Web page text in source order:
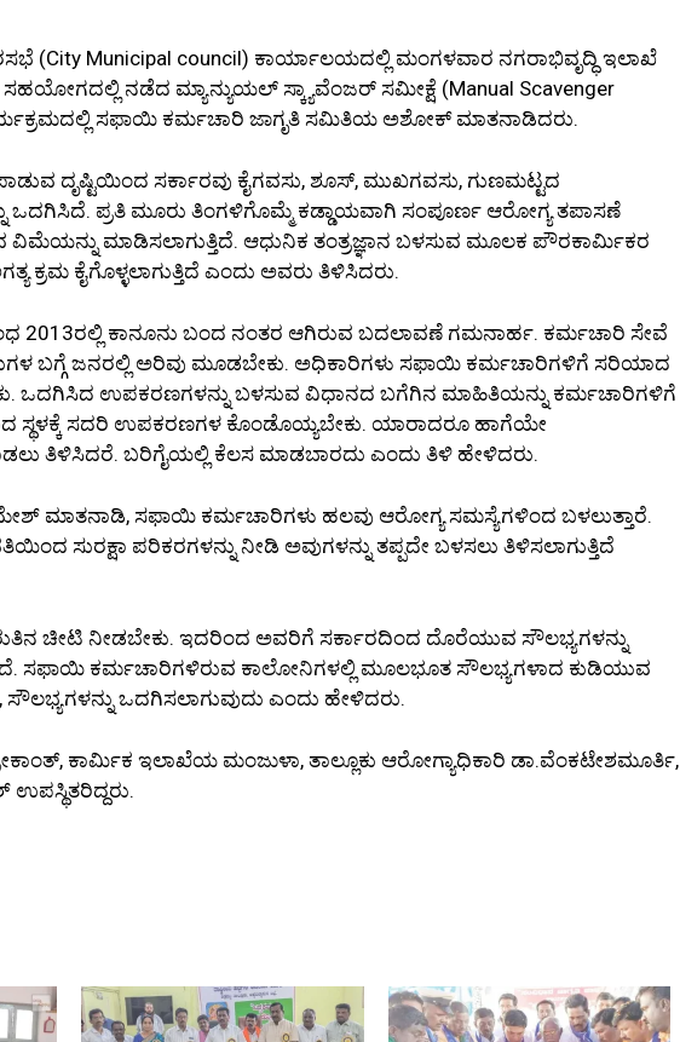
(City Municipal council) ಕಾರ್ಯಾಲಯದಲ್ಲಿ ಮಂಗಳವಾರ ನಗರಾಭಿವೃದ್ಧಿ ಇಲಾಖೆ
ನಡೆದ ಮ್ಯಾನ್ಯುಯಲ್ ಸ್ಕ್ಯಾವೆಂಜರ್ ಸಮೀಕ್ಷೆ (Manual Scavenger
ಸಫಾಯಿ ಕರ್ಮಚಾರಿ ಜಾಗೃತಿ ಸಮಿತಿಯ ಅಶೋಕ್ ಮಾತನಾಡಿದರು.
ದೃಷ್ಟಿಯಿಂದ ಸರ್ಕಾರವು ಕೈಗವಸು, ಶೂಸ್, ಮುಖಗವಸು, ಗುಣಮಟ್ಟದ
ಒದಗಿಸಿದೆ. ಪ್ರತಿ ಮೂರು ತಿಂಗಳಿಗೊಮ್ಮೆ ಕಡ್ಡಾಯವಾಗಿ ಸಂಪೂರ್ಣ ಆರೋಗ್ಯ ತಪಾಸಣೆ
ವಿಮೆಯನ್ನು ಮಾಡಿಸಲಾಗುತ್ತಿದೆ. ಆಧುನಿಕ ತಂತ್ರಜ್ಞಾನ ಬಳಸುವ ಮೂಲಕ ಪೌರಕಾರ್ಮಿಕರ
ಕ್ರಮ ಕೈಗೊಳ್ಳಲಾಗುತ್ತಿದೆ ಎಂದು ಅವರು ತಿಳಿಸಿದರು.
2013ರಲ್ಲಿ ಕಾನೂನು ಬಂದ ನಂತರ ಆಗಿರುವ ಬದಲಾವಣೆ ಗಮನಾರ್ಹ. ಕರ್ಮಚಾರಿ ಸೇವೆ
ಬಗ್ಗೆ ಜನರಲ್ಲಿ ಅರಿವು ಮೂಡಬೇಕು. ಅಧಿಕಾರಿಗಳು ಸಫಾಯಿ ಕರ್ಮಚಾರಿಗಳಿಗೆ ಸರಿಯಾದ
ಒದಗಿಸಿದ ಉಪಕರಣಗಳನ್ನು ಬಳಸುವ ವಿಧಾನದ ಬಗೆಗಿನ ಮಾಹಿತಿಯನ್ನು ಕರ್ಮಚಾರಿಗಳಿಗೆ
ಸ್ಥಳಕ್ಕೆ ಸದರಿ ಉಪಕರಣಗಳ ಕೊಂಡೊಯ್ಯಬೇಕು. ಯಾರಾದರೂ ಹಾಗೆಯೇ
ತಿಳಿಸಿದರೆ. ಬರಿಗೈಯಲ್ಲಿ ಕೆಲಸ ಮಾಡಬಾರದು ಎಂದು ತಿಳಿ ಹೇಳಿದರು.
ಮಾತನಾಡಿ, ಸಫಾಯಿ ಕರ್ಮಚಾರಿಗಳು ಹಲವು ಆರೋಗ್ಯ ಸಮಸ್ಯೆಗಳಿಂದ ಬಳಲುತ್ತಾರೆ.
ಸುರಕ್ಷಾ ಪರಿಕರಗಳನ್ನು ನೀಡಿ ಅವುಗಳನ್ನು ತಪ್ಪದೇ ಬಳಸಲು ತಿಳಿಸಲಾಗುತ್ತಿದೆ
ಚೀಟಿ ನೀಡಬೇಕು. ಇದರಿಂದ ಅವರಿಗೆ ಸರ್ಕಾರದಿಂದ ದೊರೆಯುವ ಸೌಲಭ್ಯಗಳನ್ನು
ಸಫಾಯಿ ಕರ್ಮಚಾರಿಗಳಿರುವ ಕಾಲೋನಿಗಳಲ್ಲಿ ಮೂಲಭೂತ ಸೌಲಭ್ಯಗಳಾದ ಕುಡಿಯುವ
ಸೌಲಭ್ಯಗಳನ್ನು ಒದಗಿಸಲಾಗುವುದು ಎಂದು ಹೇಳಿದರು.
ಕಾರ್ಮಿಕ ಇಲಾಖೆಯ ಮಂಜುಳಾ, ತಾಲ್ಲೂಕು ಆರೋಗ್ಯಾಧಿಕಾರಿ ಡಾ.ವೆಂಕಟೇಶಮೂರ್ತಿ,